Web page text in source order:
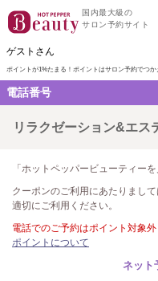
国内最大級の
サロン予約サイト
ゲストさん
ポイントが1%たまる！ ポイントはサロン予約でつか
電話番号
リラクゼーション&エス
「ホットペッパービューティー
クーポンのご利用にあたりまして
適切にご利用ください。
電話でのご予約はポイント対象
ポイントについて
ネット